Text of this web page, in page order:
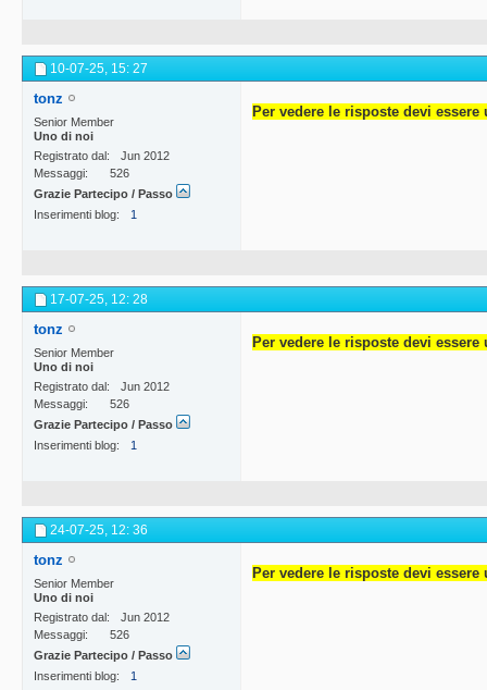
10-07-25, 15: 27
tonz
Senior Member
Uno di noi
Registrato dal
Jun 2012
Messaggi
526
Grazie Partecipo / Passo
Inserimenti blog
1
Per vedere le risposte devi
17-07-25, 12: 28
tonz
Senior Member
Uno di noi
Registrato dal
Jun 2012
Messaggi
526
Grazie Partecipo / Passo
Inserimenti blog
1
Per vedere le risposte devi
24-07-25, 12: 36
tonz
Senior Member
Uno di noi
Registrato dal
Jun 2012
Messaggi
526
Grazie Partecipo / Passo
Inserimenti blog
1
Per vedere le risposte devi